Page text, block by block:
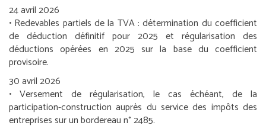
24 avril 2026
• Redevables partiels de la TVA : détermination du coefficient
de déduction définitif pour 2025 et régularisation des
déductions opérées en 2025 sur la base du coefficient
provisoire.
30 avril 2026
• Versement de régularisation, le cas échéant, de la
participation-construction auprès du service des impôts des
entreprises sur un bordereau n° 2485.